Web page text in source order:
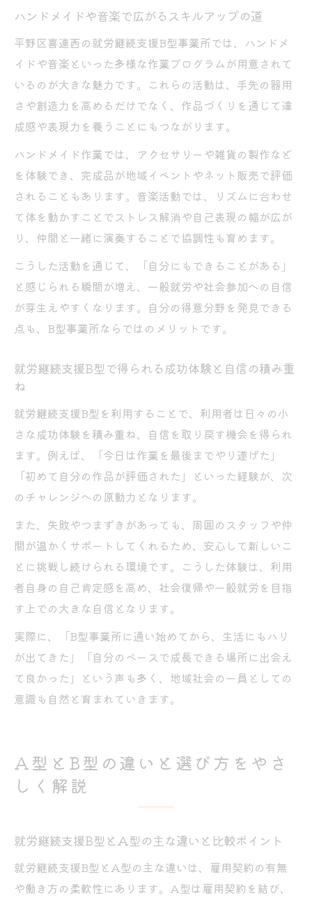
ハンドメイドや音楽で広がるスキルアップの道
平野区喜連西の就労継続支援B型事業所では、ハンドメ
イドや音楽といった多様な作業プログラムが用意されて
いるのが大きな魅力です。これらの活動は、手先の器用
さや創造力を高めるだけでなく、作品づくりを通じて達
成感や表現力を養うことにもつながります。
ハンドメイド作業では、アクセサリーや雑貨の製作など
を体験でき、完成品が地域イベントやネット販売で評価
されることもあります。音楽活動では、リズムに合わせ
て体を動かすことでストレス解消や自己表現の幅が広が
り、仲間と一緒に演奏することで協調性も育めます。
こうした活動を通じて、「自分にもできることがある」
と感じられる瞬間が増え、一般就労や社会参加への自信
が芽生えやすくなります。自分の得意分野を発見できる
点も、B型事業所ならではのメリットです。
就労継続支援B型で得られる成功体験と自信の積み重
ね
就労継続支援B型を利用することで、利用者は日々の小
さな成功体験を積み重ね、自信を取り戻す機会を得られ
ます。例えば、「今日は作業を最後までやり遂げた」
「初めて自分の作品が評価された」といった経験が、次
のチャレンジへの原動力となります。
また、失敗やつまずきがあっても、周囲のスタッフや仲
間が温かくサポートしてくれるため、安心して新しいこ
とに挑戦し続けられる環境です。こうした体験は、利用
者自身の自己肯定感を高め、社会復帰や一般就労を目指
す上での大きな自信となります。
実際に、「B型事業所に通い始めてから、生活にもハリ
が出てきた」「自分のペースで成長できる場所に出会え
て良かった」という声も多く、地域社会の一員としての
意識も自然と育まれていきます。
A型とB型の違いと選び方をやさ
しく解説
就労継続支援B型とA型の主な違いと比較ポイント
就労継続支援B型とA型の主な違いは、雇用契約の有無
や働き方の柔軟性にあります。A型は雇用契約を結び、